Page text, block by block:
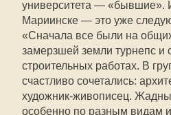
университета — «бывшие».
Мариинске — это уже
«Сначала все были на
замерзшей земли турнепс и
строительных работах. В
счастливо сочетались:
художник-живописец.
особенно по разным видам